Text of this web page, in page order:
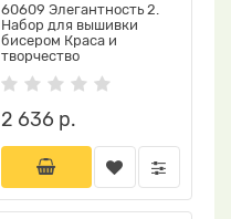
60609 Элегантность 2.
Набор для вышивки
бисером Краса и
творчество
2 636 р.